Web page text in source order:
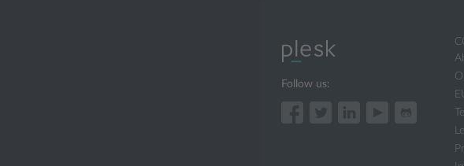
Follow us: